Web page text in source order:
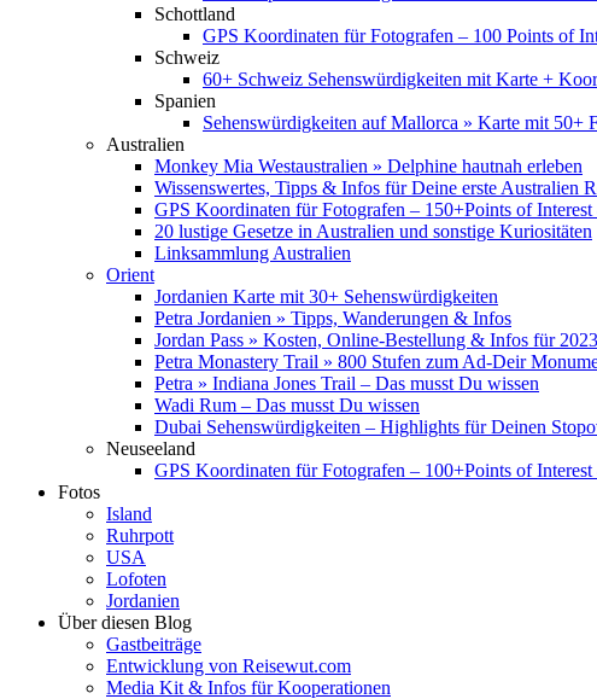
Schottland
GPS Koordinaten für Fotografen – 100 Points of
Schweiz
60+ Schweiz Sehenswürdigkeiten mit Karte +
Spanien
Sehenswürdigkeiten auf Mallorca » Karte mit 50+
Australien
Monkey Mia Westaustralien » Delphine hautnah erleben
Wissenswertes, Tipps & Infos für Deine erste Australien
GPS Koordinaten für Fotografen – 150+Points of
20 lustige Gesetze in Australien und sonstige Kuriositäten
Linksammlung Australien
Orient
Jordanien Karte mit 30+ Sehenswürdigkeiten
Petra Jordanien » Tipps, Wanderungen & Infos
Jordan Pass » Kosten, Online-Bestellung & Infos für 2023
Petra Monastery Trail » 800 Stufen zum Ad-Deir
Petra » Indiana Jones Trail – Das musst Du wissen
Wadi Rum – Das musst Du wissen
Dubai Sehenswürdigkeiten – Highlights für Deinen
Neuseeland
GPS Koordinaten für Fotografen – 100+Points of
Fotos
Island
Ruhrpott
USA
Lofoten
Jordanien
Über diesen Blog
Gastbeiträge
Entwicklung von Reisewut.com
Media Kit & Infos für Kooperationen